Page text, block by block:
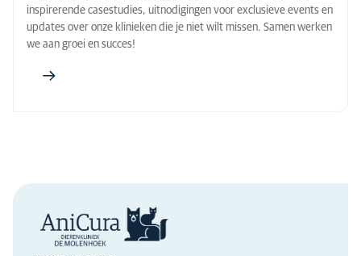
inspirerende casestudies, uitnodigingen voor exclusieve events en
updates over onze klinieken die je niet wilt missen. Samen werken
we aan groei en succes!